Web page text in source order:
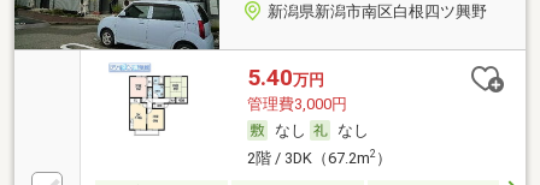
新潟県新潟市南区白根四ツ興野
5.40万円
管理費3,000円
なし
なし
2階 / 3DK（67.2m2）